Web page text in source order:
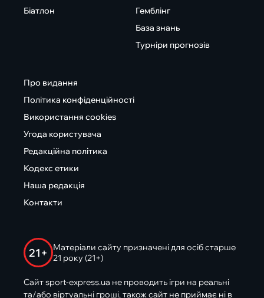
Біатлон
Гемблінг
База знань
Турніри прогнозів
Про видання
Політика конфіденційності
Використання cookies
Угода користувача
Редакційна політика
Кодекс етики
Наша редакція
Контакти
21+
Матеріали сайту призначені для осіб старше
21 року (21+)
Сайт sport-express.ua не проводить ігри на реальні
та/або віртуальні гроші, також сайт не приймає ні в